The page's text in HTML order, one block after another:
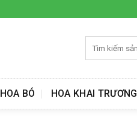
kiếm:
HOA BÓ HOA KHAI TRƯƠNG